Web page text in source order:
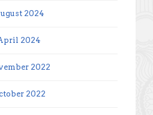
2024
2024
2022
2022